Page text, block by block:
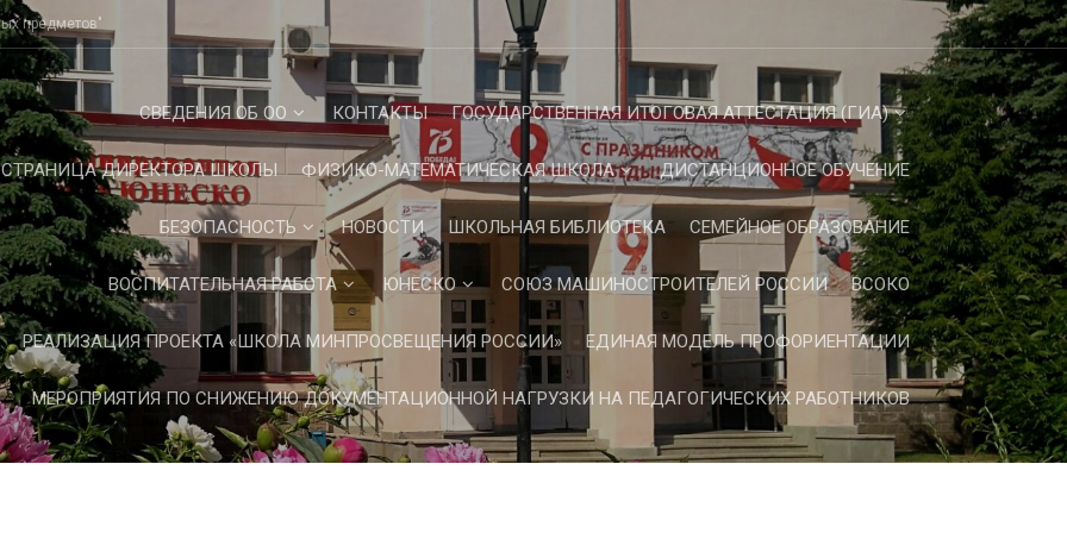
предметов"
СВЕДЕНИЯ ОБ ОО КОНТАКТЫ ГОСУДАРСТВЕННАЯ ИТОГОВАЯ АТТЕСТАЦИЯ (ГИА)
СТРАНИЦА ДИРЕКТОРА ШКОЛЫ ФИЗИКО-МАТЕМАТИЧЕСКАЯ ШКОЛА ДИСТАНЦИОННОЕ ОБУЧЕНИЕ
БЕЗОПАСНОСТЬ НОВОСТИ ШКОЛЬНАЯ БИБЛИОТЕКА СЕМЕЙНОЕ ОБРАЗОВАНИЕ
ВОСПИТАТЕЛЬНАЯ РАБОТА ЮНЕСКО СОЮЗ МАШИНОСТРОИТЕЛЕЙ РОССИИ ВСОКО
РЕАЛИЗАЦИЯ ПРОЕКТА «ШКОЛА МИНПРОСВЕЩЕНИЯ РОССИИ» ЕДИНАЯ МОДЕЛЬ ПРОФОРИЕНТАЦИИ
МЕРОПРИЯТИЯ ПО СНИЖЕНИЮ ДОКУМЕНТАЦИОННОЙ НАГРУЗКИ НА ПЕДАГОГИЧЕСКИХ РАБОТНИКОВ